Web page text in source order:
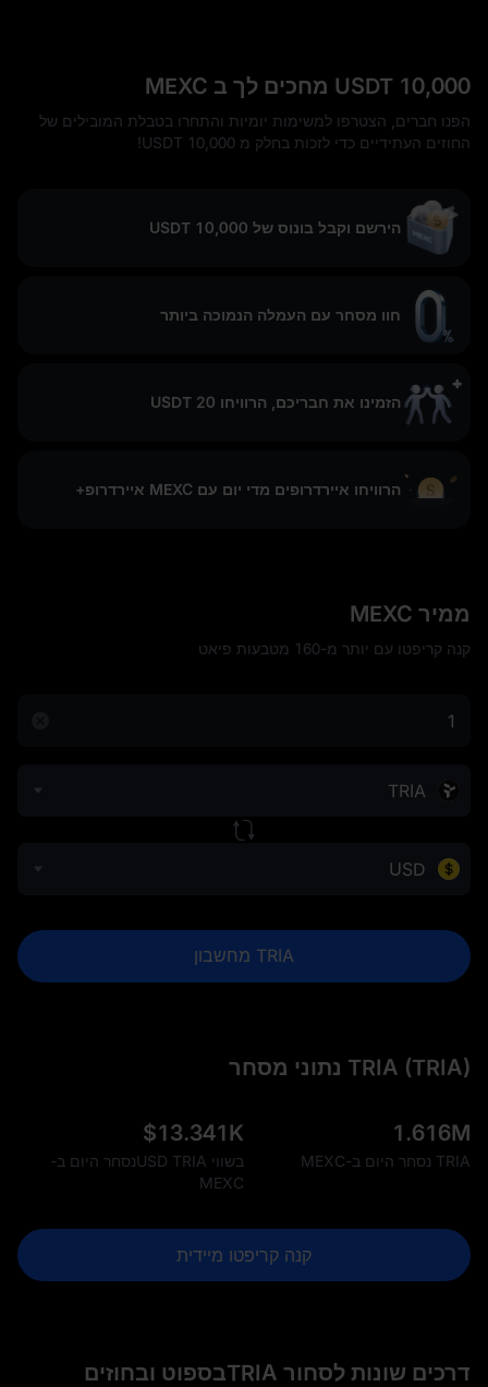
10,000 USDT מחכים לך ב MEXC
הפנו חברים, הצטרפו למשימות יומיות והתחרו בטבלת המובילים של
החוזים העתידיים כדי לזכות בחלק מ 10,000 USDT!
הירשם וקבל בונוס של 10,000 USDT
חוו מסחר עם העמלה הנמוכה ביותר
הזמינו את חבריכם, הרוויחו 20 USDT
הרוויחו איירדרופים מדי יום עם MEXC איירדרופ+
ממיר MEXC
קנה קריפטו עם יותר מ-160 מטבעות פיאט
TRIA
USD
TRIA מחשבון
TRIA (TRIA) נתוני מסחר
1.616M
TRIA נסחר היום ב-MEXC
$13.341K
בשווי USD TRIAנסחר היום ב-
MEXC
קנה קריפטו מיידית
דרכים שונות לסחור TRIAבספוט ובחוזים